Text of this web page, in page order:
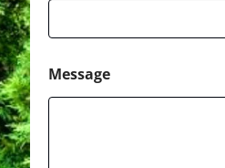
Message